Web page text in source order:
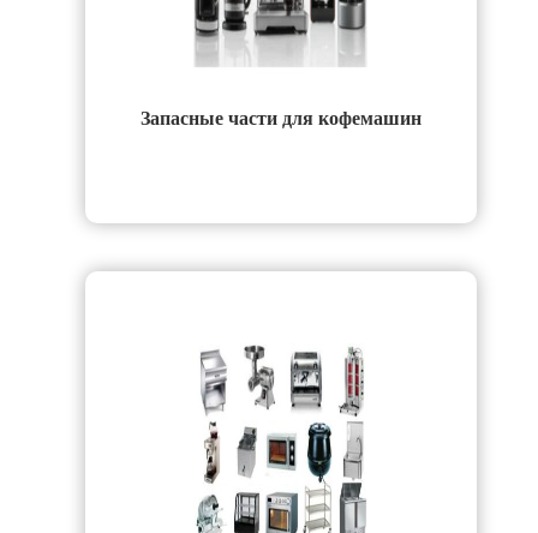
Запасные части для кофемашин